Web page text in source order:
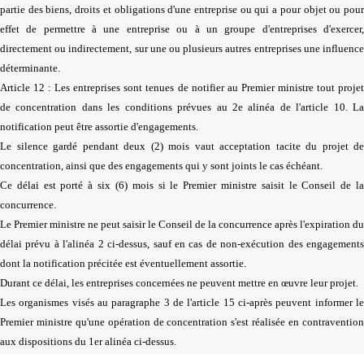
partie des biens, droits et obligations d'une entreprise ou qui a pour objet ou pour
effet de permettre à une entreprise ou à un groupe d'entreprises d'exercer,
directement ou indirectement, sur une ou plusieurs autres entreprises une influence
déterminante.
Article 12 : Les entreprises sont tenues de notifier au Premier ministre tout projet
de concentration dans les conditions prévues au 2e alinéa de l'article 10. La
notification peut être assortie d'engagements.
Le silence gardé pendant deux (2) mois vaut acceptation tacite du projet de
concentration, ainsi que des engagements qui y sont joints le cas échéant.
Ce délai est porté à six (6) mois si le Premier ministre saisit le Conseil de la
concurrence.
Le Premier ministre ne peut saisir le Conseil de la concurrence après l'expiration du
délai prévu à l'alinéa 2 ci-dessus, sauf en cas de non-exécution des engagements
dont la notification précitée est éventuellement assortie.
Durant ce délai, les entreprises concernées ne peuvent mettre en œuvre leur projet.
Les organismes visés au paragraphe 3 de l'article 15 ci-après peuvent informer le
Premier ministre qu'une opération de concentration s'est réalisée en contravention
aux dispositions du 1er alinéa ci-dessus.